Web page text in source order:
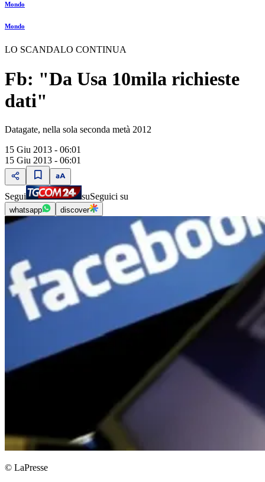
Mondo
Mondo
LO SCANDALO CONTINUA
Fb: "Da Usa 10mila richieste
dati"
Datagate, nella sola seconda metà 2012
15 Giu 2013 - 06:01
15 Giu 2013 - 06:01
Segui suSeguici su
whatsapp discover
© LaPresse